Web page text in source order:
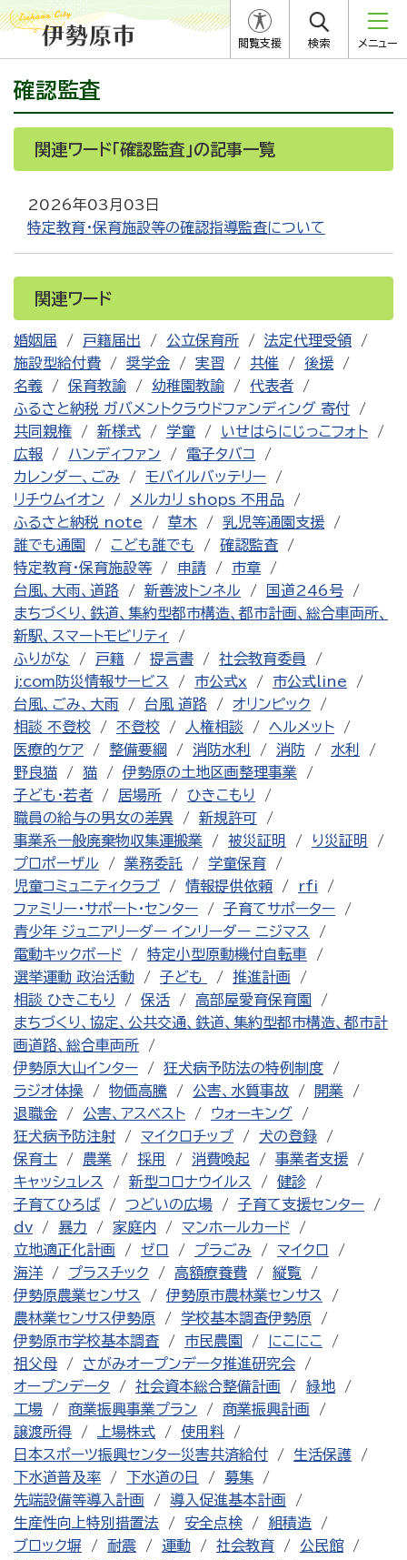
閲覧支援 検索 メニュー
確認監査
関連ワード「確認監査」の記事一覧
2026年03月03日
特定教育・保育施設等の確認指導監査について
関連ワード
婚姻届 戸籍届出 公立保育所
法定代理受領
施設型給付費
奨学金 実習 共催
後援
名義
保育教諭 幼稚園教諭
代表者
ふるさと納税 ガバメントクラウドファンディング 寄付
共同親権
新様式 学童
いせはらにじっこフォト
広報
ハンディファン
電子タバコ
カレンダー、ごみ
モバイルバッテリー
リチウムイオン
メルカリ shops 不用品
ふるさと納税 note
草木
乳児等通園支援
誰でも通園
こども誰でも
確認監査
特定教育・保育施設等
申請
市章
台風、大雨、道路
新善波トンネル
国道246号
まちづくり、鉄道、集約型都市構造、都市計画、総合車両所、
新駅、スマートモビリティ
ふりがな
戸籍 提言書
社会教育委員
j:com防災情報サービス
市公式x
市公式line
台風、ごみ、大雨
台風 道路
オリンピック
相談 不登校
不登校 人権相談
ヘルメット
医療的ケア
整備要綱 消防水利 消防
水利
野良猫
猫
伊勢原の土地区画整理事業
子ども・若者
居場所
ひきこもり
職員の給与の男女の差異
新規許可
事業系一般廃棄物収集運搬業
被災証明
り災証明
プロポーザル
業務委託
学童保育
児童コミュニティクラブ
情報提供依頼
rfi
ファミリー・サポート・センター
子育てサポーター
青少年 ジュニアリーダー インリーダー ニジマス
電動キックボード
特定小型原動機付自転車
選挙運動 政治活動
子ども
推進計画
相談 ひきこもり
保活
高部屋愛育保育園
まちづくり、協定、公共交通、鉄道、集約型都市構造、都市計
画道路、総合車両所
伊勢原大山インター
狂犬病予防法の特例制度
ラジオ体操
物価高騰 公害、水質事故
開業
退職金
公害、アスベスト
ウォーキング
狂犬病予防注射
マイクロチップ
犬の登録
保育士
農業 採用 消費喚起
事業者支援
キャッシュレス
新型コロナウイルス
健診
子育てひろば
つどいの広場
子育て支援センター
dv
暴力 家庭内
マンホールカード
立地適正化計画
ゼロ プラごみ
マイクロ
海洋
プラスチック 高額療養費
縦覧
伊勢原農業センサス
伊勢原市農林業センサス
農林業センサス伊勢原
学校基本調査伊勢原
伊勢原市学校基本調査
市民農園
にこにこ
祖父母
さがみオープンデータ推進研究会
オープンデータ
社会資本総合整備計画
緑地
工場
商業振興事業プラン
商業振興計画
譲渡所得
上場株式
使用料
日本スポーツ振興センター災害共済給付
生活保護
下水道普及率
下水道の日
募集
先端設備等導入計画
導入促進基本計画
生産性向上特別措置法
安全点検
組積造
ブロック塀
耐震 運動 社会教育
公民館